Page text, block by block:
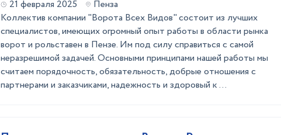
21 февраля 2025
Пенза
Коллектив компании "Ворота Всех Видов" состоит из лучших
специалистов, имеющих огромный опыт работы в области рынка
ворот и рольставен в Пензе. Им под силу справиться с самой
неразрешимой задачей. Основными принципами нашей работы мы
считаем порядочность, обязательность, добрые отношения с
партнерами и заказчиками, надежность и здоровый к ...